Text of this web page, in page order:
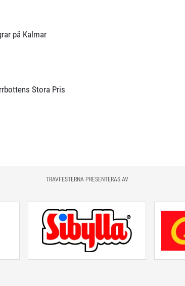
på Kalmar
Stora Pris
TRAVFESTERNA PRESENTERAS AV